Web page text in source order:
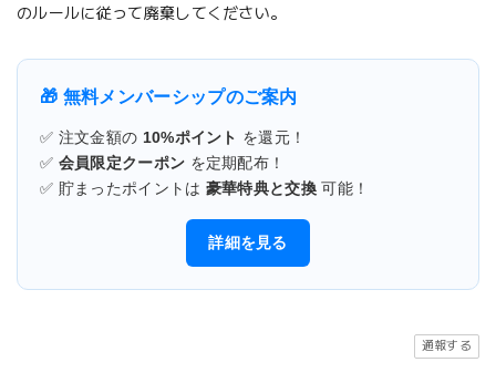
のルールに従って廃棄してください。
🎁 無料メンバーシップのご案内
✅ 注文金額の 10%ポイント を還元！
✅ 会員限定クーポン を定期配布！
✅ 貯まったポイントは 豪華特典と交換 可能！
詳細を見る
通報する